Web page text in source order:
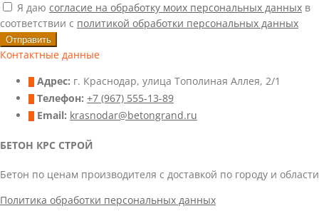
Я даю согласие на обработку моих персональных данных в
соответствии с политикой обработки персональных данных
Отправить
Контактные данные
Адрес: г. Краснодар, улица Тополиная Аллея, 2/1
Телефон: +7 (967) 555-13-89
Email: krasnodar@betongrand.ru
БЕТОН КРС СТРОЙ
Бетон по ценам производителя с доставкой по городу и области
Политика обработки персональных данных